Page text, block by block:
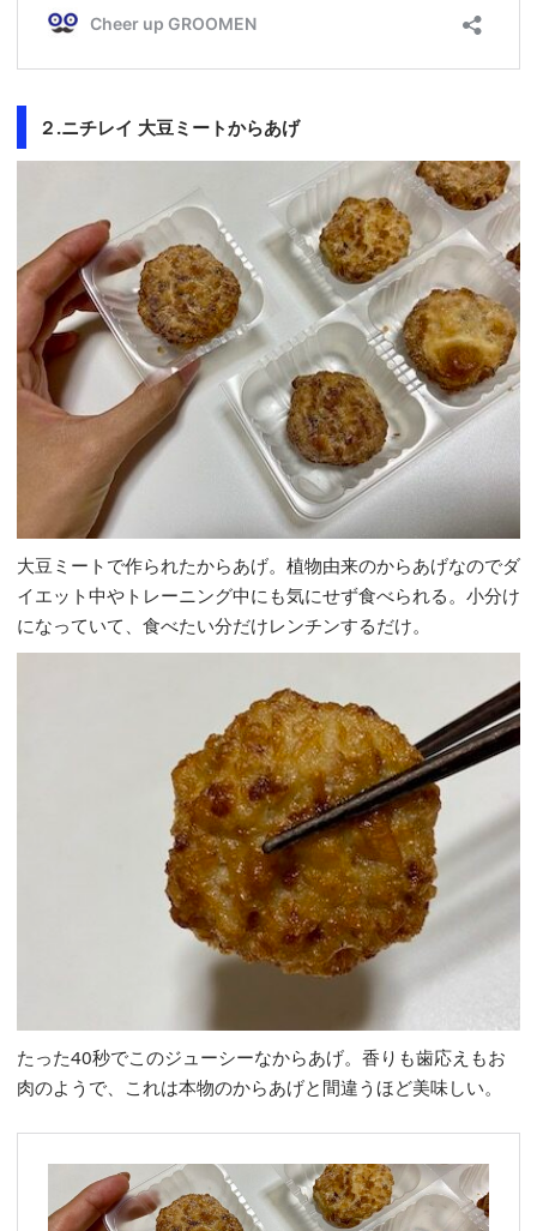
２.ニチレイ 大豆ミートからあげ
大豆ミートで作られたからあげ。植物由来のからあげなのでダ
イエット中やトレーニング中にも気にせず食べられる。小分け
になっていて、食べたい分だけレンチンするだけ。
たった40秒でこのジューシーなからあげ。香りも歯応えもお
肉のようで、これは本物のからあげと間違うほど美味しい。